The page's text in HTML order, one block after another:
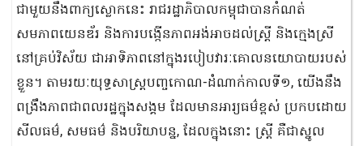
ជាមួយនឹងពាក្យស្លោកនេះ រាជរដ្ឋាភិបាលកម្ពុជាបានកំណត់
សមភាពយេនឌ័រ និងការបង្កើនភាពអង់អាចដល់ស្រ្តី និងក្មេងស្រី
នៅគ្រប់វិស័យ ជាអាទិភាពនៅក្នុងរបៀបវារៈគោលនយោបាយរបស់
ខ្លួន។ តាមរយៈយុទ្ធសាស្ត្របញ្ចកោណ-ដំណាក់កាលទី១, យើងនឹង
ពង្រឹងភាពជាពលរដ្ឋក្នុងសង្គម ដែលមានអារ្យធម៌ខ្ពស់ ប្រកបដោយ
សីលធម៌, សមធម៌ និងបរិយាបន្ន, ដែលក្នុងនោះ ស្រ្តី គឺជាស្នូល